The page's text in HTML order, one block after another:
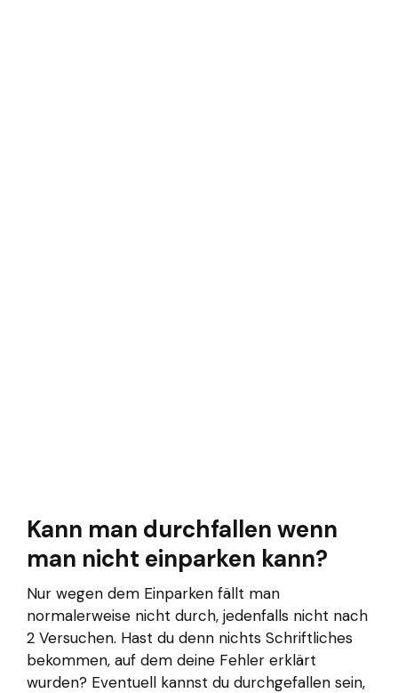
Kann man durchfallen wenn
man nicht einparken kann?
Nur wegen dem Einparken fällt man
normalerweise nicht durch, jedenfalls nicht nach
2 Versuchen. Hast du denn nichts Schriftliches
bekommen, auf dem deine Fehler erklärt
wurden? Eventuell kannst du durchgefallen sein,